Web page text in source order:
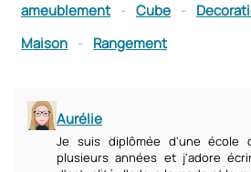
ameublement - Cube -
Maison - Rangement
Aurélie
Je suis diplômée d'une école
plusieurs années et j'adore